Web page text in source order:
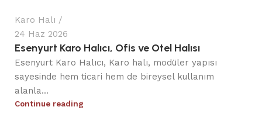
Karo Halı
24 Haz 2026
Esenyurt Karo Halıcı, Ofis ve Otel Halısı
Esenyurt Karo Halıcı, Karo halı, modüler yapısı
sayesinde hem ticari hem de bireysel kullanım
alanla...
Continue reading